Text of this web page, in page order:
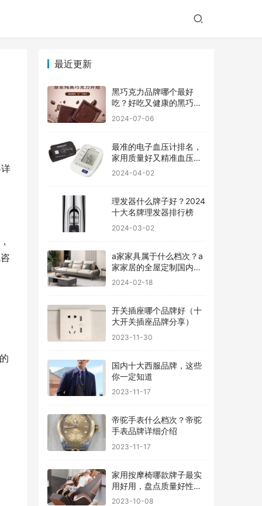
最近更新
黑巧克力品牌哪个最好
吃？好吃又健康的黑巧克
力品牌
2024-07-06
最准的电子血压计排名，
家用质量好又精准血压计
品牌前十
2024-04-02
理发器什么牌子好？2024
十大名牌理发器排行榜
2024-03-02
a家家具属于什么档次？a
家家居的全屋定制国内排
行
2024-02-18
开关插座哪个品牌好（十
大开关插座品牌分享）
2023-11-30
国内十大西服品牌，这些
你一定知道
2023-11-17
帝驼手表什么档次？帝驼
手表品牌详细介绍
2023-11-17
家用按摩椅哪款牌子最实
用好用，盘点质量好性价
比高的品牌
2023-10-08